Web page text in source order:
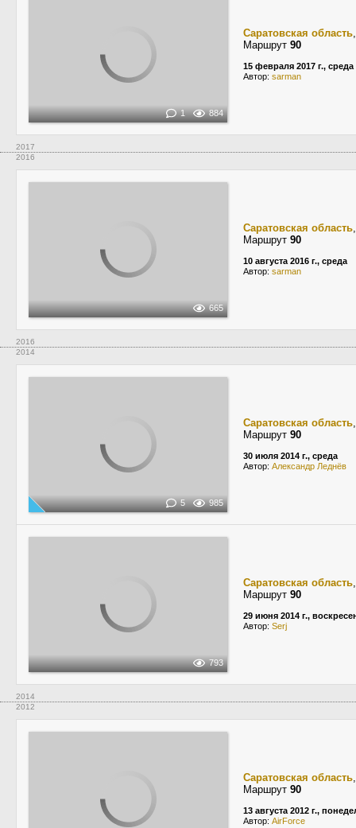
1 884
Саратовская область
Маршрут 90
15 февраля 2017 г., среда
Автор: sarman
2017
2016
665
Саратовская область
Маршрут 90
10 августа 2016 г., среда
Автор: sarman
2016
2014
5 985
Саратовская область
Маршрут 90
30 июля 2014 г., среда
Автор: Александр Леднёв
793
Саратовская область
Маршрут 90
29 июня 2014 г.,
Автор: Serj
2014
2012
Саратовская область
Маршрут 90
13 августа 2012 г.,
Автор: AirForce